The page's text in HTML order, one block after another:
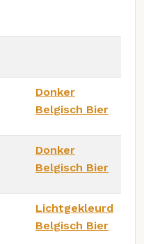
Donker
Belgisch Bier
Donker
Belgisch Bier
Lichtgekleurd
Belgisch Bier